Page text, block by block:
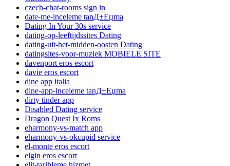
czech-chat-rooms sign in
date-me-inceleme tanД±Еџma
Dating In Your 30s service
dating-op-leeftijdssites Dating
dating-uit-het-midden-oosten Dating
datingsites-voor-muziek MOBIELE SITE
davenport eros escort
davie eros escort
dine app italia
dine-app-inceleme tanД±Еџma
dirty tinder app
Disabled Dating service
Dragon Quest Ix Roms
eharmony-vs-match app
eharmony-vs-okcupid service
el-monte eros escort
elgin eros escort